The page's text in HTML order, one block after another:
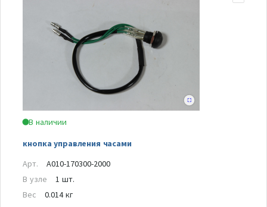
В наличии
кнопка управления часами
Арт.
A010-170300-2000
В узле
1 шт.
Вес
0.014 кг